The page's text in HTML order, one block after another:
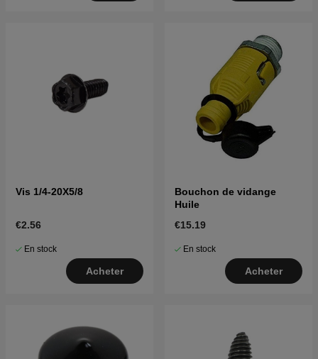
Vis 1/4-20X5/8
€2.56
En stock
Acheter
Bouchon de vidange
Huile
€15.19
En stock
Acheter